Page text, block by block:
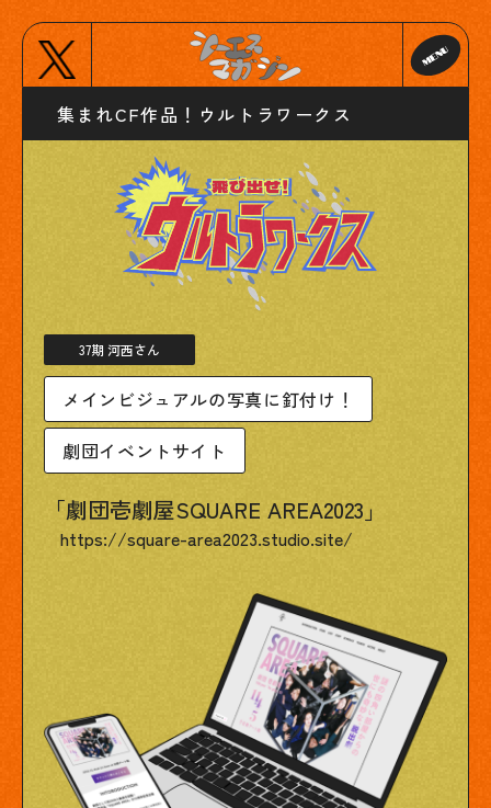
集まれCF作品！ウルトラワークス
37期 河西さん
メインビジュアルの写真に釘付け！
劇団イベントサイト
「劇団壱劇屋SQUARE AREA2023」
https://square-area2023.studio.site/